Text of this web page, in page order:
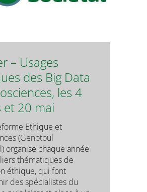
– Usages
des Big Data
les 4
et 20 mai
Ethique et
(Genotoul
organise chaque année
thématiques de
éthique, qui font
des spécialistes du